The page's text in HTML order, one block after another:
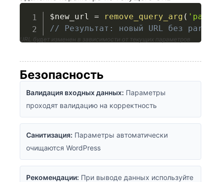
$new_url = remove_query_arg (
// Результат: новый URL без param1
URL будет изменен в зависимости от текущих параметров
Безопасность
Валидация входных данных: Параметры
проходят валидацию на корректность
Санитизация: Параметры автоматически
очищаются WordPress
Рекомендации: При выводе данных используйте